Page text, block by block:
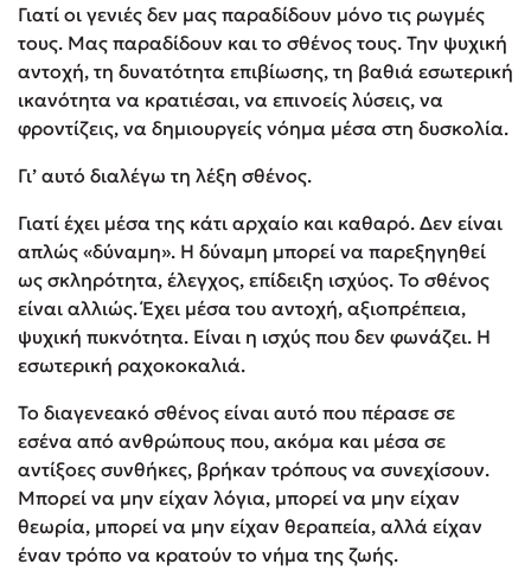
Γιατί οι γενιές δεν μας παραδίδουν μόνο τις ρωγμές
τους. Μας παραδίδουν και το σθένος τους. Την ψυχική
αντοχή, τη δυνατότητα επιβίωσης, τη βαθιά εσωτερική
ικανότητα να κρατιέσαι, να επινοείς λύσεις, να
φροντίζεις, να δημιουργείς νόημα μέσα στη δυσκολία.
Γι’ αυτό διαλέγω τη λέξη σθένος.
Γιατί έχει μέσα της κάτι αρχαίο και καθαρό. Δεν είναι
απλώς «δύναμη». Η δύναμη μπορεί να παρεξηγηθεί
ως σκληρότητα, έλεγχος, επίδειξη ισχύος. Το σθένος
είναι αλλιώς. Έχει μέσα του αντοχή, αξιοπρέπεια,
ψυχική πυκνότητα. Είναι η ισχύς που δεν φωνάζει. Η
εσωτερική ραχοκοκαλιά.
Το διαγενεακό σθένος είναι αυτό που πέρασε σε
εσένα από ανθρώπους που, ακόμα και μέσα σε
αντίξοες συνθήκες, βρήκαν τρόπους να συνεχίσουν.
Μπορεί να μην είχαν λόγια, μπορεί να μην είχαν
θεωρία, μπορεί να μην είχαν θεραπεία, αλλά είχαν
έναν τρόπο να κρατούν το νήμα της ζωής.